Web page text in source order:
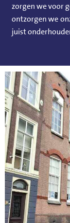
zorgen we voor
ontzorgen we
juist